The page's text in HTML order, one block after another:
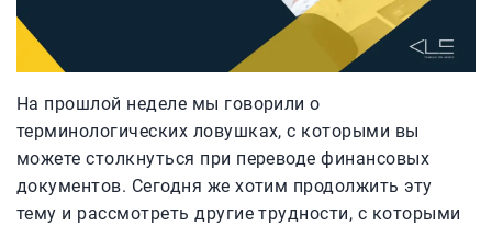
На прошлой неделе мы говорили о
терминологических ловушках, с которыми вы
можете столкнуться при переводе финансовых
документов. Сегодня же хотим продолжить эту
тему и рассмотреть другие трудности, с которыми